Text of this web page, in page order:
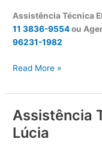
Assistência Técnica
11 3836-9554ou
96231-1982
Assistência
Electrolux
Vila
Prudente
Read More »
Assistência
Lúcia